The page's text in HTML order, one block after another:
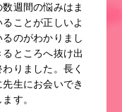
週間の悩みはま
ことが正しいよ
のがわかりまし
ところへ抜け出
りました。長く
生にお会いでき
す。